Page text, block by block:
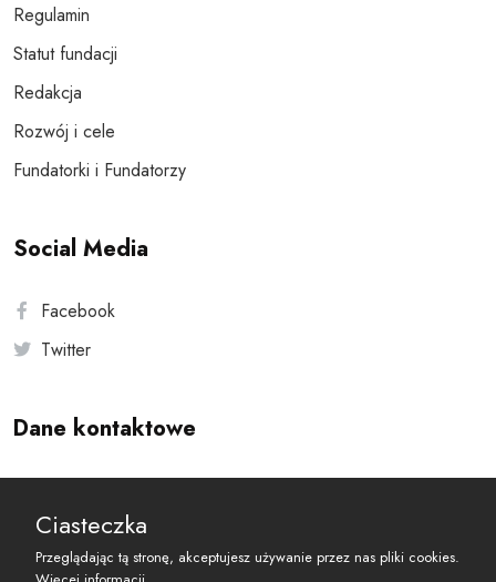
Regulamin
Statut fundacji
Redakcja
Rozwój i cele
Fundatorki i Fundatorzy
Social Media
Facebook
Twitter
Dane kontaktowe
reset@resetobywatelski.pl
Ciasteczka
Przeglądając tą stronę, akceptujesz używanie przez nas pliki cookies.